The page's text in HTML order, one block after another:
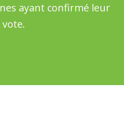
ayant confirmé leur
vote.